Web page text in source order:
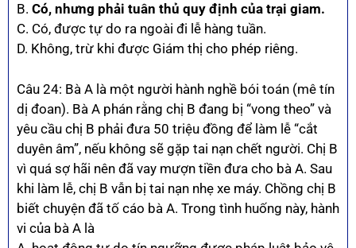
B. Có, nhưng phải tuân thủ quy định của trại giam.
C. Có, được tự do ra ngoài đi lễ hàng tuần.
D. Không, trừ khi được Giám thị cho phép riêng.
Câu 24: Bà A là một người hành nghề bói toán (mê tín
dị đoan). Bà A phán rằng chị B đang bị “vong theo” và
yêu cầu chị B phải đưa 50 triệu đồng để làm lễ “cắt
duyên âm”, nếu không sẽ gặp tai nạn chết người. Chị B
vì quá sợ hãi nên đã vay mượn tiền đưa cho bà A. Sau
khi làm lễ, chị B vẫn bị tai nạn nhẹ xe máy. Chồng chị B
biết chuyện đã tố cáo bà A. Trong tình huống này, hành
vi của bà A là